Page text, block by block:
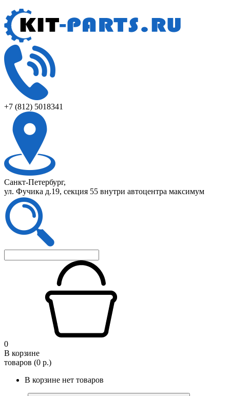
+7 (812) 5018341
Санкт-Петербург,
ул. Фучика д.19, секция 55 внутри автоцентра максимум
0
В корзине
товаров (0 р.)
В корзине нет товаров